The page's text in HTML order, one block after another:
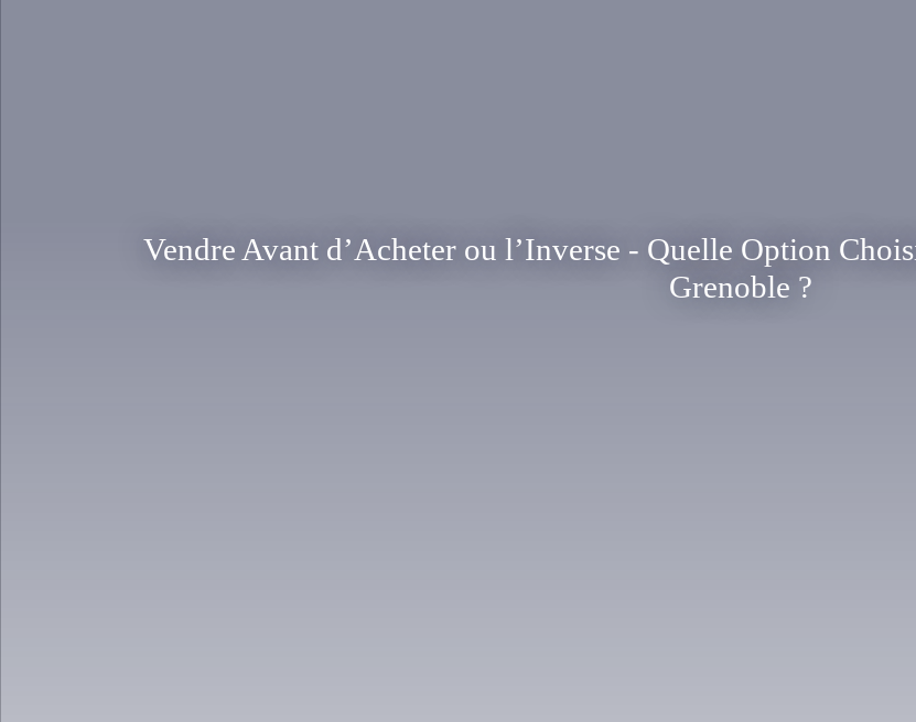
Vendre Avant d’Acheter ou l’Inverse - Quelle Option
Grenoble ?